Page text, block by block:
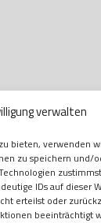
verwalten
bieten, verwenden
zu speichern und/
IDs auf dieser
erteilst oder
beeinträchtigt